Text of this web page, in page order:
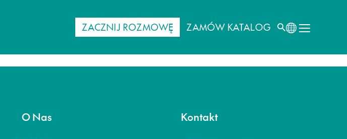
ZACZNIJ ROZMOWĘ ZAMÓW KATALOG
O Nas Kontakt